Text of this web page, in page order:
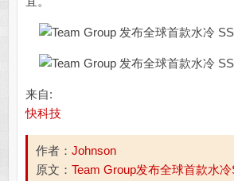
来自:
快科技
作者： Johnson
原文： Team Group发布全球首款水